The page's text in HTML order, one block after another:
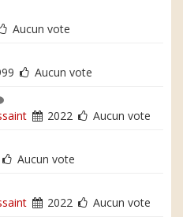
Aucun vote
Aucun vote
2022
Aucun vote
Aucun vote
2022
Aucun vote